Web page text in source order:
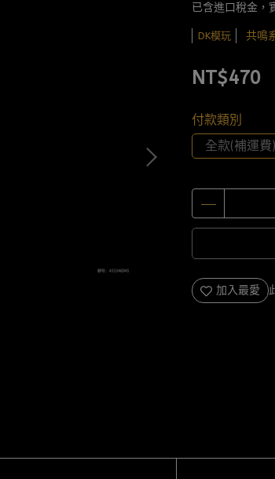
已含進口稅金，
DK模玩 共鳴
NT$470
付款類別
全款(補運費)
加入最愛